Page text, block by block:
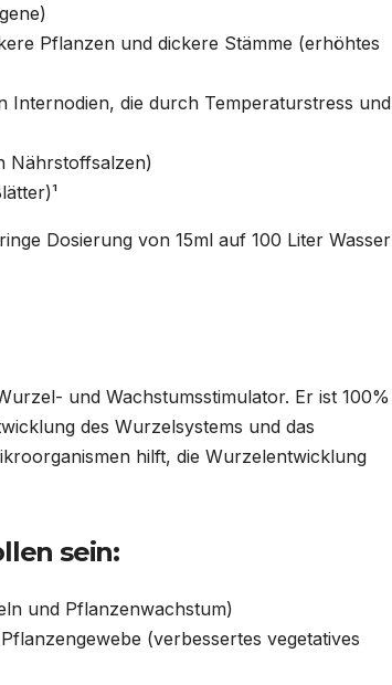
Pflanzen und dickere Stämme (erhöhtes
die durch Temperaturstress und
Nährstoffsalzen)
Dosierung von 15ml auf 100 Liter Wasser
und Wachstumsstimulator. Er ist 100%
des Wurzelsystems und das
hilft, die Wurzelentwicklung
sein:
und Pflanzenwachstum)
(verbessertes vegetatives